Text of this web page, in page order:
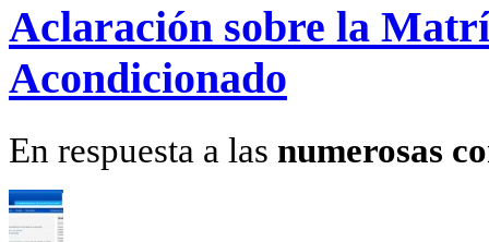
Aclaración sobre la
Acondicionado
En respuesta a las numerosas